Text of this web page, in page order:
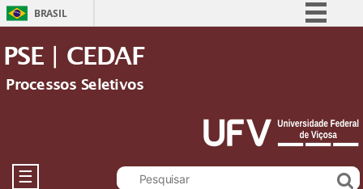
BRASIL
Acesso à informação
Legislação
Canais
PSE | CEDAF
Processos Seletivos
☰